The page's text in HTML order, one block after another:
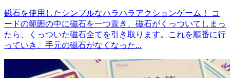
磁石を使用したシンプルなハラハラアクションゲーム！ コ
ードの範囲の中に磁石を一つ置き、磁石がくっついてしまっ
たら、くっついた磁石全てを引き取ります。これを順番に行
っていき、手元の磁石がなくなった...